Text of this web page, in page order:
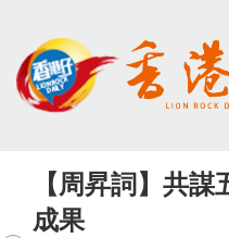
【周昇詞】共
成果